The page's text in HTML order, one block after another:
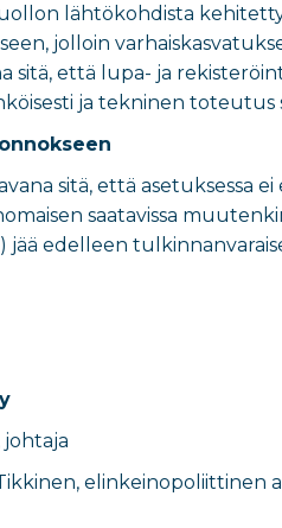
lähtökohdista
jolloin
sitä, että lupa- ja
ja tekninen toteutus
sitä, että asetuksessa
saatavissa
jää edelleen
johtaja
, elinkeinopoliittinen